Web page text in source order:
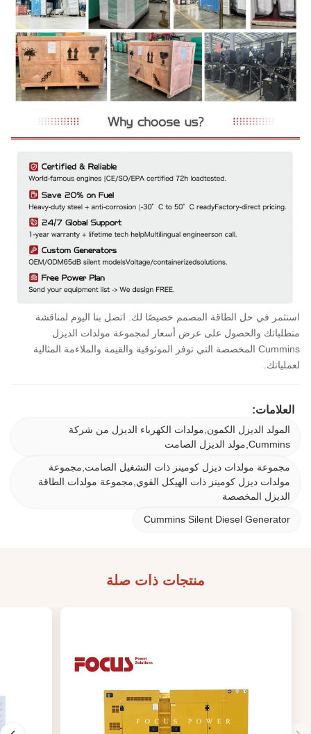
استثمر في حل الطاقة المصمم خصيصًا لك. اتصل بنا اليوم لمناقشة
متطلباتك والحصول على عرض أسعار لمجموعة مولدات الديزل
Cummins المخصصة التي توفر الموثوقية والقيمة والملاءمة المثالية
لعملياتك.
العلامات:
المولد الديزل الكمون,مولدات الكهرباء الديزل من شركة
Cummins,مولد الديزل الصامت
مجموعة مولدات ديزل كومينز ذات التشغيل الصامت,مجموعة
مولدات ديزل كومينز ذات الهيكل القوي,مجموعة مولدات الطاقة
الديزل المخصصة
Cummins Silent Diesel Generator
منتجات ذات صلة